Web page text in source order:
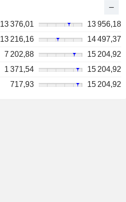
13 376,01
13 956,18
13 216,16
14 497,37
7 202,88
15 204,92
1 371,54
15 204,92
717,93 15 204,92